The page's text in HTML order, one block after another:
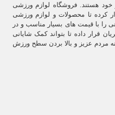
خود هستند. فروشگاه لوازم ورزشی
کرده تا محصولات و لوازم ورزشی
را با قیمت های بسیار مناسب و در
قرار داده تا بتواند کمک شایانی
مردم عزیز و بالا بردن سطح ورزش